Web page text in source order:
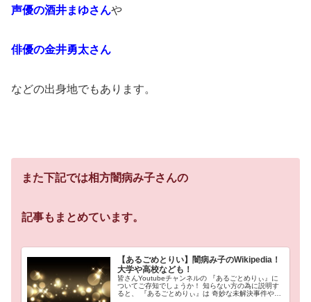
声優の酒井まゆさんや
俳優の金井勇太さん
などの出身地でもあります。
また下記では相方闇病み子さんの
記事もまとめています。
【あるごめとりい】闇病み子のWikipedia！
大学や高校なども！
皆さんYoutubeチャンネルの 『あるごとめりぃ』に
ついてご存知でしょうか！ 知らない方の為に説明す
ると、 『あるごとめりぃ』は 奇妙な未解決事件やゾ